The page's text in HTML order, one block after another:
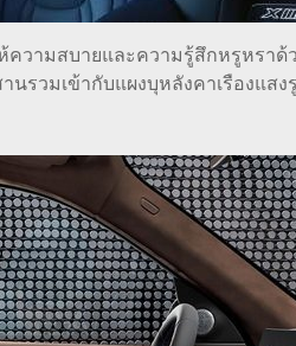
ความสบายและความรู้สึกหรูหรา
รวมเข้ากับแผงบุหลังคาเรืองแส